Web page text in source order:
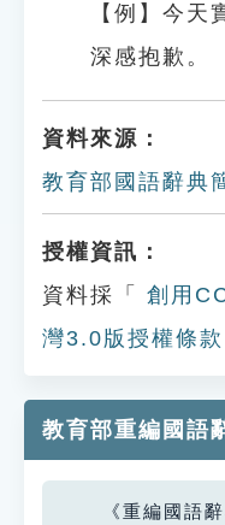
【例】今天
深感抱歉。
資料來源：
教育部國語辭典
授權資訊：
資料採「
創用
灣3.0版授權條款
教育部重編國語
《重編國語